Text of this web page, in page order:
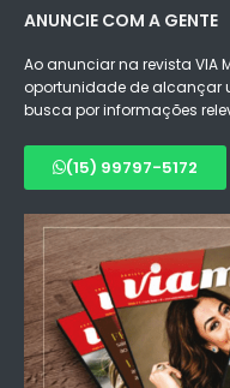
ANUNCIE COM A GENTE
Ao anunciar na revista VIA
oportunidade de alcançar
busca por informações
(15) 99797-5172